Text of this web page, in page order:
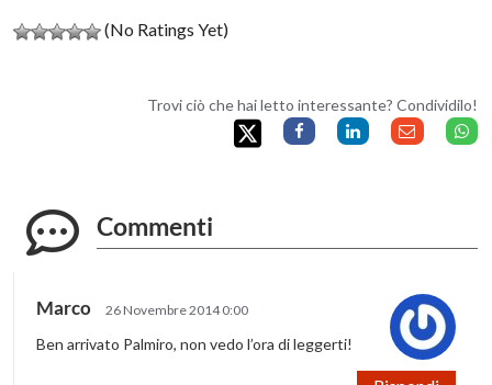
(No Ratings Yet)
Trovi ciò che hai letto interessante? Condividilo!
Commenti
Marco 26 Novembre 2014 0:00
Ben arrivato Palmiro, non vedo l’ora di leggerti!